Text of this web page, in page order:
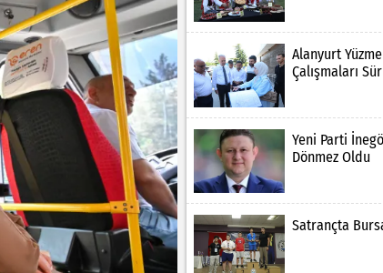
Alanyurt
Çalışmaları
Yeni Parti
Dönmez Oldu
Satrançta